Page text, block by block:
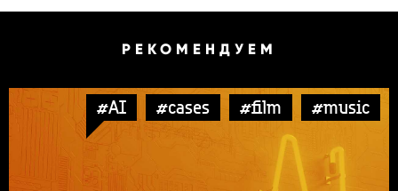
РЕКОМЕНДУЕМ
#AI #cases #film #music